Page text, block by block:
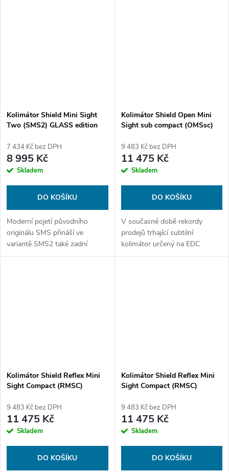
Kolimátor Shield Mini Sight
Two (SMS2) GLASS edition
7 434 Kč bez DPH
8 995 Kč
Skladem
DO KOŠÍKU
Moderní pojetí původního
originálu SMS přináší ve
variantě SMS2 také zadní
mířidla a novější dizajn. Navíc
Kolimátor Shield Open Mini
Sight sub compact (OMSsc)
Dot (3.25MOA)
9 483 Kč bez DPH
11 475 Kč
Skladem
DO KOŠÍKU
V současné době rekordy
prodejů trhající subtilní
kolimátor určený na EDC
pistole pro lepší a rychlejší
Kolimátor Shield Reflex Mini
Sight Compact (RMSC)
(3.25MOA)
9 483 Kč bez DPH
11 475 Kč
Skladem
DO KOŠÍKU
Kolimátor Shield Reflex Mini
Sight Compact (RMSC)
(3.25MOA) FDE
9 483 Kč bez DPH
11 475 Kč
Skladem
DO KOŠÍKU